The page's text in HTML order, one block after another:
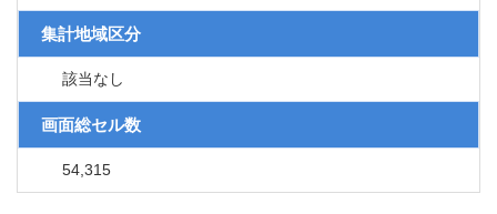
集計地域区分
該当なし
画面総セル数
54,315